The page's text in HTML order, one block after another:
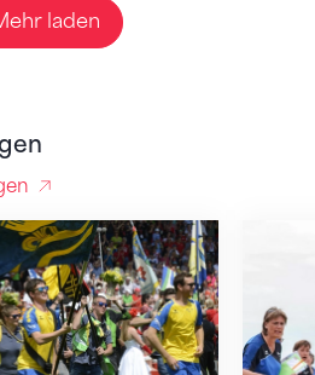
laden
und Turner haben sich für